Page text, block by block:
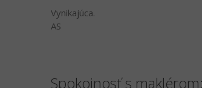
Vynikajúca.
AS
Spokojnosť s